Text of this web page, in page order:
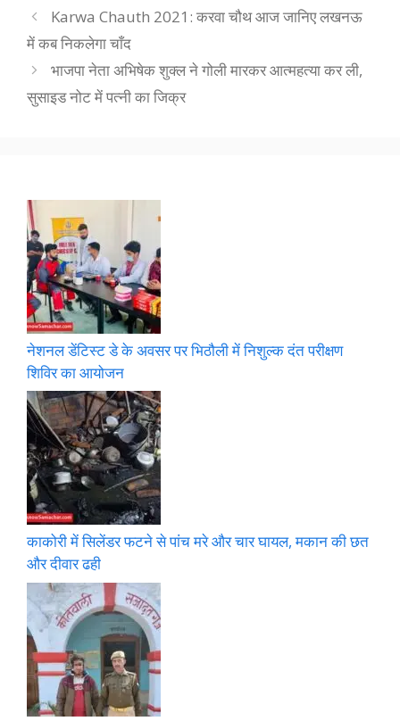
Karwa Chauth 2021: करवा चौथ आज जानिए लखनऊ
में कब निकलेगा चाँद
भाजपा नेता अभिषेक शुक्ल ने गोली मारकर आत्महत्या कर ली,
सुसाइड नोट में पत्नी का जिक्र
नेशनल डेंटिस्ट डे के अवसर पर भिठौली में निशुल्क दंत परीक्षण
शिविर का आयोजन
काकोरी में सिलेंडर फटने से पांच मरे और चार घायल, मकान की छत
और दीवार ढही